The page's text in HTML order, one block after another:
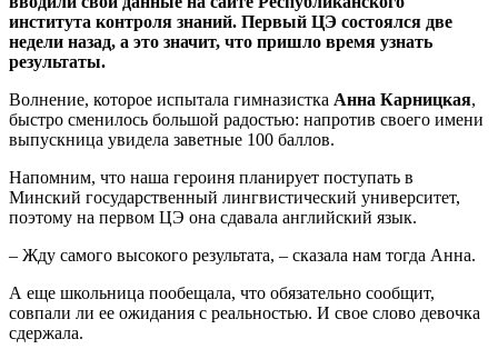
института контроля знаний. Первый ЦЭ состоялся две
недели назад, а это значит, что пришло время узнать
результаты.
Волнение, которое испытала гимназистка Анна Карницкая,
быстро сменилось большой радостью: напротив своего имени
выпускница увидела заветные 100 баллов.
Напомним, что наша героиня планирует поступать в
Минский государственный лингвистический университет,
поэтому на первом ЦЭ она сдавала английский язык.
– Жду самого высокого результата, – сказала нам тогда Анна.
А еще школьница пообещала, что обязательно сообщит,
совпали ли ее ожидания с реальностью. И свое слово девочка
сдержала.